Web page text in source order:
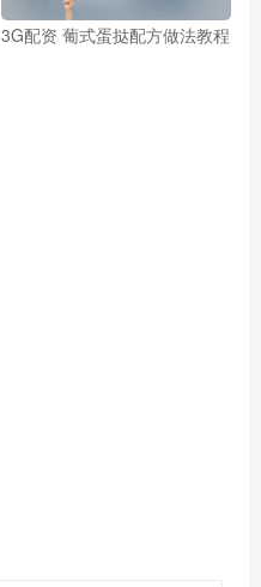
3G配资 葡式蛋挞配方做法教程